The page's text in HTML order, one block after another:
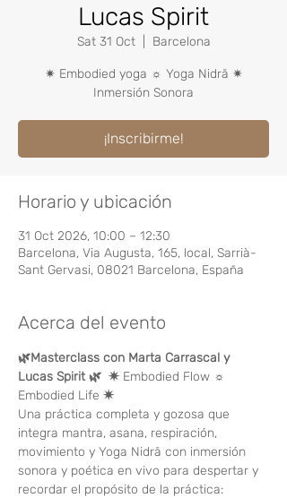
Lucas Spirit
Sat 31 Oct
  |
Barcelona
✷ Embodied yoga ☼ Yoga Nidrā ✷
Inmersión Sonora
¡Inscribirme!
Horario y ubicación
31 Oct 2026, 10:00 – 12:30
Barcelona, Via Augusta, 165, local, Sarrià-
Sant Gervasi, 08021 Barcelona, España
Acerca del evento
🌿Masterclass con Marta Carrascal y
Lucas Spirit 🌿 ✷ Embodied Flow ☼
Embodied Life ✷
Una práctica completa y gozosa que
integra mantra, asana, respiración,
movimiento y Yoga Nidrā con inmersión
sonora y poética en vivo para despertar y
recordar el propósito de la práctica: